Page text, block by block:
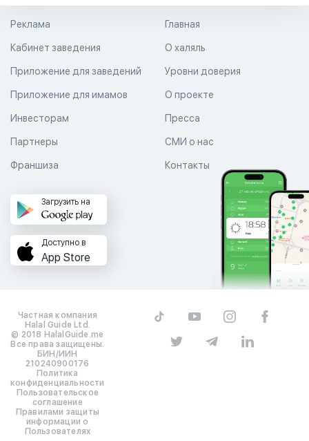
Главная
О халяль
Уровни доверия
Реклама
Кабинет заведения
Приложение для заведений
Приложение для имамов О проекте
Пресса
СМИ о нас
Контакты
Инвесторам
Партнеры
Франшиза
Загрузить на
Доступно в
App Store
Частная компания
Halal Guide Ltd.
© 2018 HalalGuide.me
Все права защищены.
БИН/ИИН
210240900176
Политика
конфиденциальности
Пользовательское
соглашение
Правилами защиты
информации о
Пользователях